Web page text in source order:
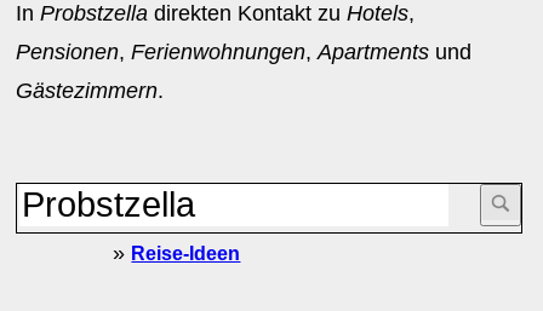
InProbstzella direkten Kontakt zuHotels,
Pensionen,Ferienwohnungen,Apartments und
Gästezimmern.
» Reise-Ideen